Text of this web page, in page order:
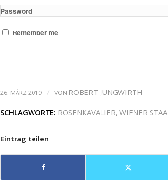
Password
Remember me
26. MÄRZ 2019 / VON ROBERT JUNGWIRTH
SCHLAGWORTE: ROSENKAVALIER, WIENER
Eintrag teilen